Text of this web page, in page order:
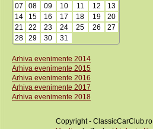
07
08 09 10 11 12
13
14
15 16 17 18 19
20
21
22 23 24 25 26
27
28
29 30 31
Arhiva evenimente 2014
Arhiva evenimente 2015
Arhiva evenimente 2016
Arhiva evenimente 2017
Arhiva evenimente 2018
Copyright - ClassicCarClub.ro